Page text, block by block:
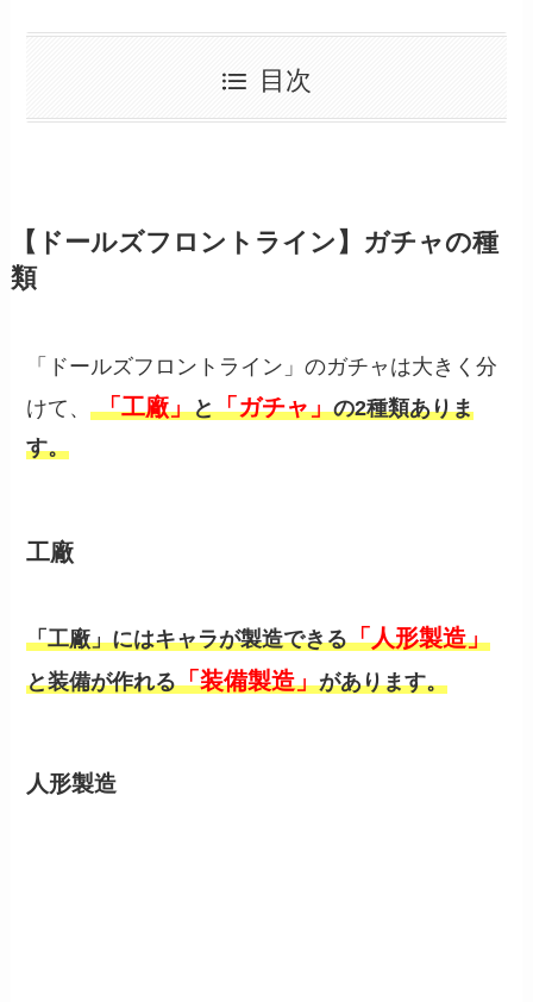
目次
【ドールズフロントライン】ガチャの種
類
「ドールズフロントライン」のガチャは大きく分
けて、「工廠」と「ガチャ」の2種類ありま
す。
工廠
「工廠」にはキャラが製造できる「人形製造」
と装備が作れる「装備製造」があります。
人形製造